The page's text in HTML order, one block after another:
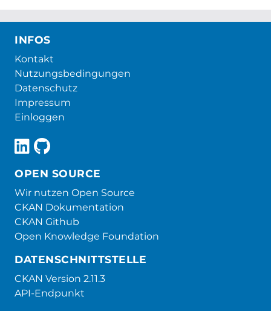
INFOS
Kontakt
Nutzungsbedingungen
Datenschutz
Impressum
Einloggen
OPEN SOURCE
Wir nutzen Open Source
CKAN Dokumentation
CKAN Github
Open Knowledge Foundation
DATENSCHNITTSTELLE
CKAN Version 2.11.3
API-Endpunkt